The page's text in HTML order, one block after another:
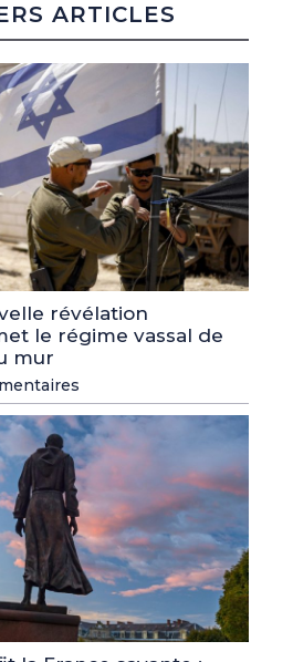
ARTICLES
révélation
le régime vassal de
mur